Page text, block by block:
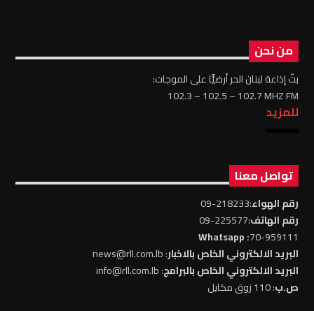
من نحن
بثّ إذاعة لبنان الحر أرضيًّا على الموجات:
102.3 – 102.5 – 102.7 MHZ FM
للمزيد
تواصل معنا
رقم الهواء:218233-09
رقم الهاتف:225577-09
70-959111
: Whatsapp
البريد الالكتروني الخاص بالاخبار: news@rll.com.lb
البريد الالكتروني الخاص بالبرامج: info@rll.com.lb
ص.ب: 110 زوق مكايل